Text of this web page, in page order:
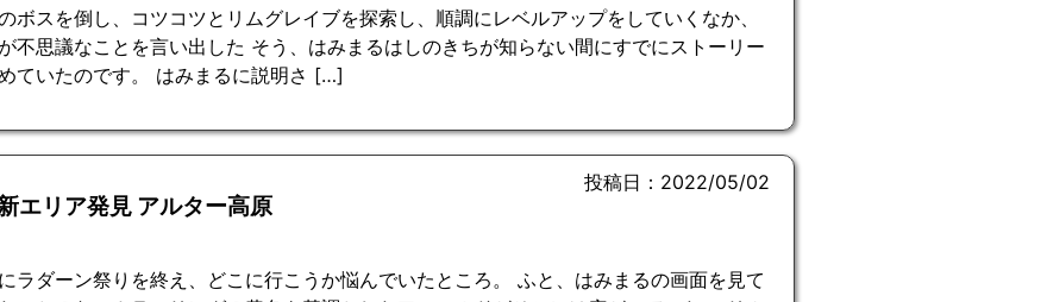
ボスを倒し、コツコツとリムグレイブを探索し、順調にレベルアップをしていくなか、
不思議なことを言い出した そう、はみまるはしのきちが知らない間にすでにストーリー
ていたのです。 はみまるに説明さ […]
エリア発見 アルター高原
投稿日：2022/05/02
ラダーン祭りを終え、どこに行こうか悩んでいたところ。 ふと、はみまるの画面を見て